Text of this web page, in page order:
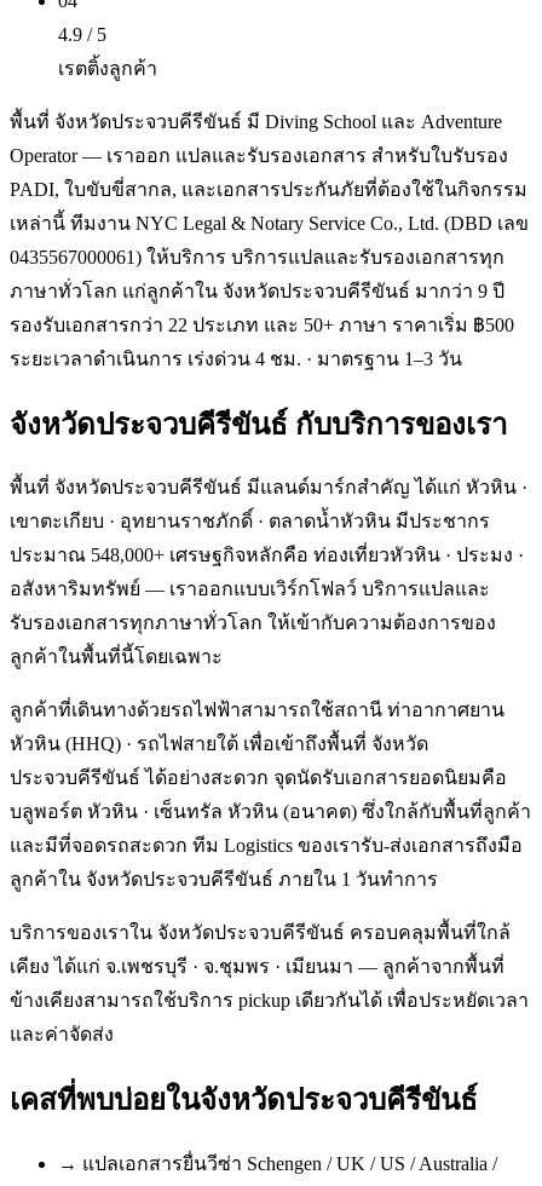
4.9 / 5
เรตติ้งลูกค้า
พื้นที่ จังหวัดประจวบคีรีขันธ์ มี Diving School และ Adventure
Operator — เราออก แปลและรับรองเอกสาร สำหรับใบรับรอง
PADI, ใบขับขี่สากล, และเอกสารประกันภัยที่ต้องใช้ในกิจกรรม
เหล่านี้ ทีมงาน NYC Legal & Notary Service Co., Ltd. (DBD เลข
0435567000061) ให้บริการ บริการแปลและรับรองเอกสารทุก
ภาษาทั่วโลก แก่ลูกค้าใน จังหวัดประจวบคีรีขันธ์ มากว่า 9 ปี
รองรับเอกสารกว่า 22 ประเภท และ 50+ ภาษา ราคาเริ่ม ฿500
ระยะเวลาดำเนินการ เร่งด่วน 4 ชม. · มาตรฐาน 1–3 วัน
จังหวัดประจวบคีรีขันธ์ กับบริการของเรา
พื้นที่ จังหวัดประจวบคีรีขันธ์ มีแลนด์มาร์กสำคัญ ได้แก่ หัวหิน ·
เขาตะเกียบ · อุทยานราชภักดิ์ · ตลาดน้ำหัวหิน มีประชากร
ประมาณ 548,000+ เศรษฐกิจหลักคือ ท่องเที่ยวหัวหิน · ประมง ·
อสังหาริมทรัพย์ — เราออกแบบเวิร์กโฟลว์ บริการแปลและ
รับรองเอกสารทุกภาษาทั่วโลก ให้เข้ากับความต้องการของ
ลูกค้าในพื้นที่นี้โดยเฉพาะ
ลูกค้าที่เดินทางด้วยรถไฟฟ้าสามารถใช้สถานี ท่าอากาศยาน
หัวหิน (HHQ) · รถไฟสายใต้ เพื่อเข้าถึงพื้นที่ จังหวัด
ประจวบคีรีขันธ์ ได้อย่างสะดวก จุดนัดรับเอกสารยอดนิยมคือ
บลูพอร์ต หัวหิน · เซ็นทรัล หัวหิน (อนาคต) ซึ่งใกล้กับพื้นที่ลูกค้า
และมีที่จอดรถสะดวก ทีม Logistics ของเรารับ-ส่งเอกสารถึงมือ
ลูกค้าใน จังหวัดประจวบคีรีขันธ์ ภายใน 1 วันทำการ
บริการของเราใน จังหวัดประจวบคีรีขันธ์ ครอบคลุมพื้นที่ใกล้
เคียง ได้แก่ จ.เพชรบุรี · จ.ชุมพร · เมียนมา — ลูกค้าจากพื้นที่
ข้างเคียงสามารถใช้บริการ pickup เดียวกันได้ เพื่อประหยัดเวลา
และค่าจัดส่ง
เคสที่พบบ่อยในจังหวัดประจวบคีรีขันธ์
→ แปลเอกสารยื่นวีซ่า Schengen / UK / US / Australia /